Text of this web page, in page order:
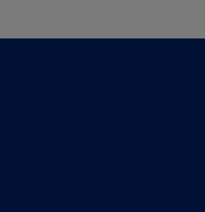
să participe